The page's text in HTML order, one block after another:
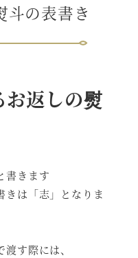
斗の表書き
お返しの熨
書きます
きは「志」となりま
す際には、